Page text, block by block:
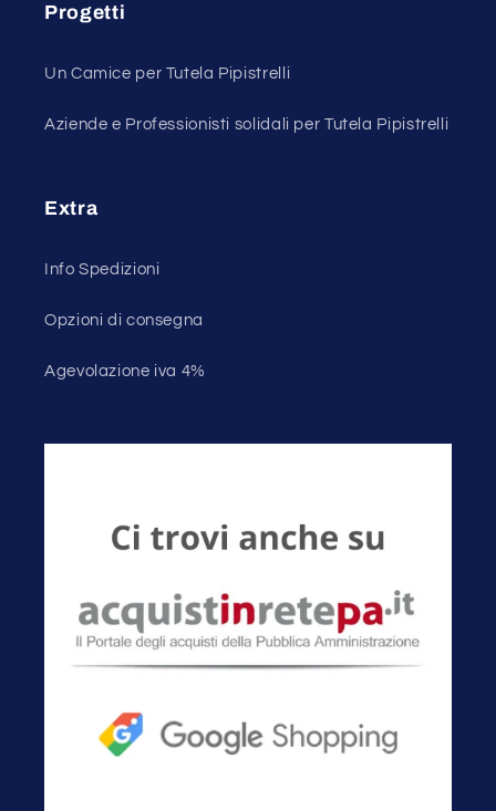
Progetti
Un Camice per Tutela Pipistrelli
Aziende e Professionisti solidali per Tutela Pipistrelli
Extra
Info Spedizioni
Opzioni di consegna
Agevolazione iva 4%